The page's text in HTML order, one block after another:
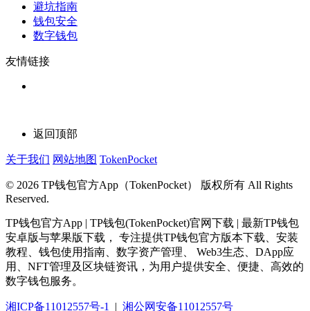
避坑指南
钱包安全
数字钱包
友情链接
返回顶部
关于我们 网站地图 TokenPocket
© 2026 TP钱包官方App（TokenPocket） 版权所有 All Rights
Reserved.
TP钱包官方App | TP钱包(TokenPocket)官网下载 | 最新TP钱包
安卓版与苹果版下载， 专注提供TP钱包官方版本下载、安装
教程、钱包使用指南、数字资产管理、 Web3生态、DApp应
用、NFT管理及区块链资讯，为用户提供安全、便捷、高效的
数字钱包服务。
湘ICP备11012557号-1 | 湘公网安备11012557号